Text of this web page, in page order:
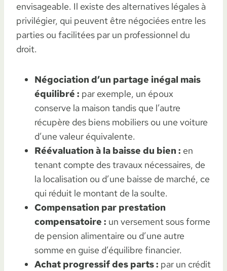
envisageable. Il existe des alternatives légales à
privilégier, qui peuvent être négociées entre les
parties ou facilitées par un professionnel du
droit.
Négociation d’un partage inégal mais
équilibré : par exemple, un époux
conserve la maison tandis que l’autre
récupère des biens mobiliers ou une voiture
d’une valeur équivalente.
Réévaluation à la baisse du bien : en
tenant compte des travaux nécessaires, de
la localisation ou d’une baisse de marché, ce
qui réduit le montant de la soulte.
Compensation par prestation
compensatoire : un versement sous forme
de pension alimentaire ou d’une autre
somme en guise d’équilibre financier.
Achat progressif des parts : par un crédit